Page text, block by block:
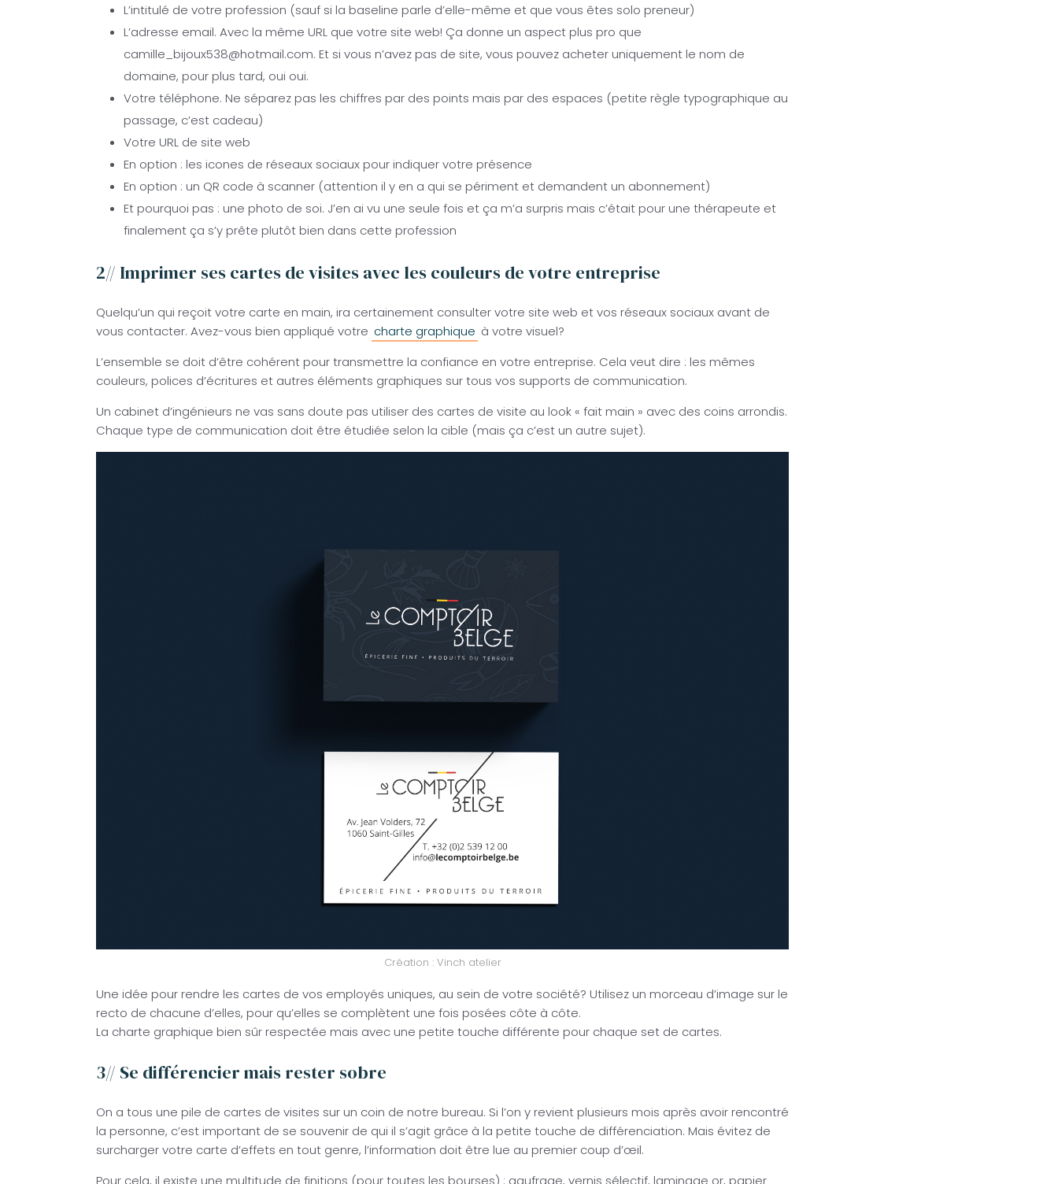
L’intitulé de votre profession (sauf si la baseline parle d’elle-même et que vous êtes solo preneur)
L’adresse email. Avec la même URL que votre site web! Ça donne un aspect plus pro que
camille_bijoux538@hotmail.com. Et si vous n’avez pas de site, vous pouvez acheter uniquement le nom de
domaine, pour plus tard, oui oui.
Votre téléphone. Ne séparez pas les chiffres par des points mais par des espaces (petite règle typographique au
passage, c’est cadeau)
Votre URL de site web
En option : les icones de réseaux sociaux pour indiquer votre présence
En option : un QR code à scanner (attention il y en a qui se périment et demandent un abonnement)
Et pourquoi pas : une photo de soi. J’en ai vu une seule fois et ça m’a surpris mais c’était pour une thérapeute et
finalement ça s’y prête plutôt bien dans cette profession
2// Imprimer ses cartes de visites avec les couleurs de votre entreprise
Quelqu’un qui reçoit votre carte en main, ira certainement consulter votre site web et vos réseaux sociaux avant de
vous contacter. Avez-vous bien appliqué votre charte graphique à votre visuel?
L’ensemble se doit d’être cohérent pour transmettre la confiance en votre entreprise. Cela veut dire : les mêmes
couleurs, polices d’écritures et autres éléments graphiques sur tous vos supports de communication.
Un cabinet d’ingénieurs ne vas sans doute pas utiliser des cartes de visite au look « fait main » avec des coins arrondis.
Chaque type de communication doit être étudiée selon la cible (mais ça c’est un autre sujet).
Création : Vinch atelier
Une idée pour rendre les cartes de vos employés uniques, au sein de votre société? Utilisez un morceau d’image sur le
recto de chacune d’elles, pour qu’elles se complètent une fois posées côte à côte.
La charte graphique bien sûr respectée mais avec une petite touche différente pour chaque set de cartes.
3// Se différencier mais rester sobre
On a tous une pile de cartes de visites sur un coin de notre bureau. Si l’on y revient plusieurs mois après avoir rencontré
la personne, c’est important de se souvenir de qui il s’agit grâce à la petite touche de différenciation. Mais évitez de
surcharger votre carte d’effets en tout genre, l’information doit être lue au premier coup d’œil.
Pour cela, il existe une multitude de finitions (pour toutes les bourses) : gaufrage, vernis sélectif, laminage or, papier